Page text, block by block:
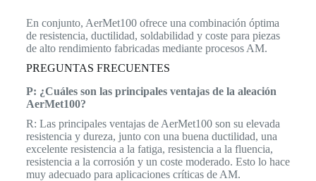
En conjunto, AerMet100 ofrece una combinación óptima
de resistencia, ductilidad, soldabilidad y coste para piezas
de alto rendimiento fabricadas mediante procesos AM.
PREGUNTAS FRECUENTES
P: ¿Cuáles son las principales ventajas de la aleación
AerMet100?
R: Las principales ventajas de AerMet100 son su elevada
resistencia y dureza, junto con una buena ductilidad, una
excelente resistencia a la fatiga, resistencia a la fluencia,
resistencia a la corrosión y un coste moderado. Esto lo hace
muy adecuado para aplicaciones críticas de AM.